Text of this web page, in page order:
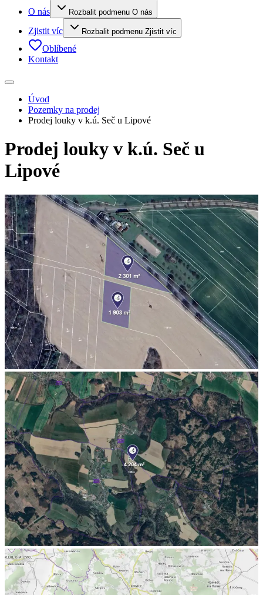
O nás Rozbalit podmenu O nás
Zjistit víc Rozbalit podmenu Zjistit víc
Oblíbené
Kontakt
Úvod
Pozemky na prodej
Prodej louky v k.ú. Seč u Lipové
Prodej louky v k.ú. Seč u
Lipové